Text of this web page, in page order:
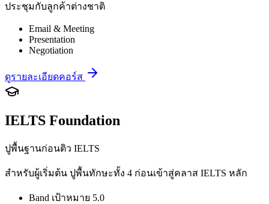
ประชุมกับลูกค้าต่างชาติ
Email & Meeting
Presentation
Negotiation
ดูรายละเอียดคอร์ส
IELTS Foundation
ปูพื้นฐานก่อนติว IELTS
สำหรับผู้เริ่มต้น ปูพื้นทักษะทั้ง 4 ก่อนเข้าสู่คลาส IELTS หลัก
Band เป้าหมาย 5.0